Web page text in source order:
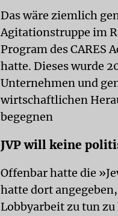
Das wäre ziemlich
Agitationstruppe im
Program des CARES
hatte. Dieses wurde
Unternehmen und
wirtschaftlichen
begegnen
JVP will keine
Offenbar hatte die
hatte dort
Lobbyarbeit zu tun